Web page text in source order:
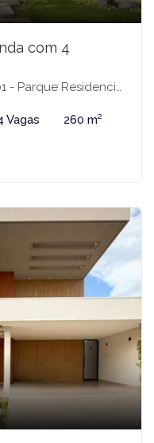
com 4
III, São José do Rio Preto-SP
Vagas 260 m²